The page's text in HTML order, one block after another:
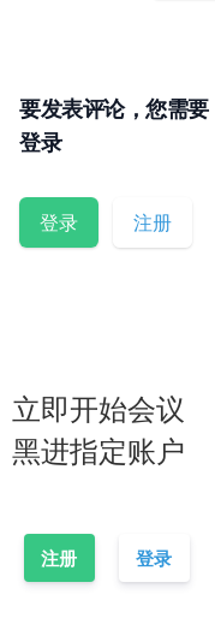
要发表评论，您需要
登录
登录 注册
立即开始会议
黑进指定账户
注册 登录